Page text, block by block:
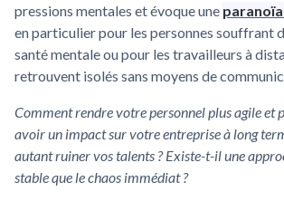
pressions mentales et évoque une
en particulier pour les personnes souffrant
santé mentale ou pour les travailleurs à
retrouvent isolés sans moyens de
Comment rendre votre personnel plus agile et
avoir un impact sur votre entreprise à long
autant ruiner vos talents ? Existe-t-il une
stable que le chaos immédiat ?